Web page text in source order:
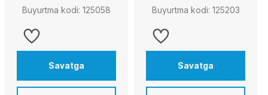
Buyurtma kodi: 125058
Savatga
Buyurtma kodi: 125203
Savatga